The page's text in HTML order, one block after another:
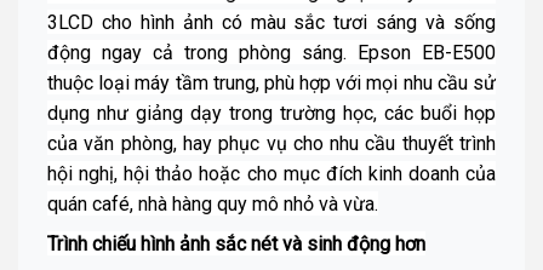
3LCD cho hình ảnh có màu sắc tươi sáng và sống
động ngay cả trong phòng sáng. Epson EB-E500
thuộc loại máy tầm trung, phù hợp với mọi nhu cầu sử
dụng như giảng dạy trong trường học, các buổi họp
của văn phòng, hay phục vụ cho nhu cầu thuyết trình
hội nghị, hội thảo hoặc cho mục đích kinh doanh của
quán café, nhà hàng quy mô nhỏ và vừa.
Trình chiếu hình ảnh sắc nét và sinh động hơn